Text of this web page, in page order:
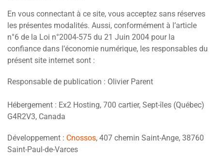
En vous connectant à ce site, vous acceptez sans réserves
les présentes modalités. Aussi, conformément à l’article
n°6 de la Loi n°2004-575 du 21 Juin 2004 pour la
confiance dans l’économie numérique, les responsables du
présent site internet sont :
Responsable de publication : Olivier Parent
Hébergement : Ex2 Hosting, 700 cartier, Sept-îles (Québec)
G4R2V3, Canada
Développement : Cnossos, 407 chemin Saint-Ange, 38760
Saint-Paul-de-Varces